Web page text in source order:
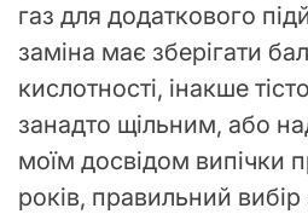
газ для додаткового
заміна має зберігати
кислотності, інакше
занадто щільним, або
моїм досвідом випічки
років, правильний